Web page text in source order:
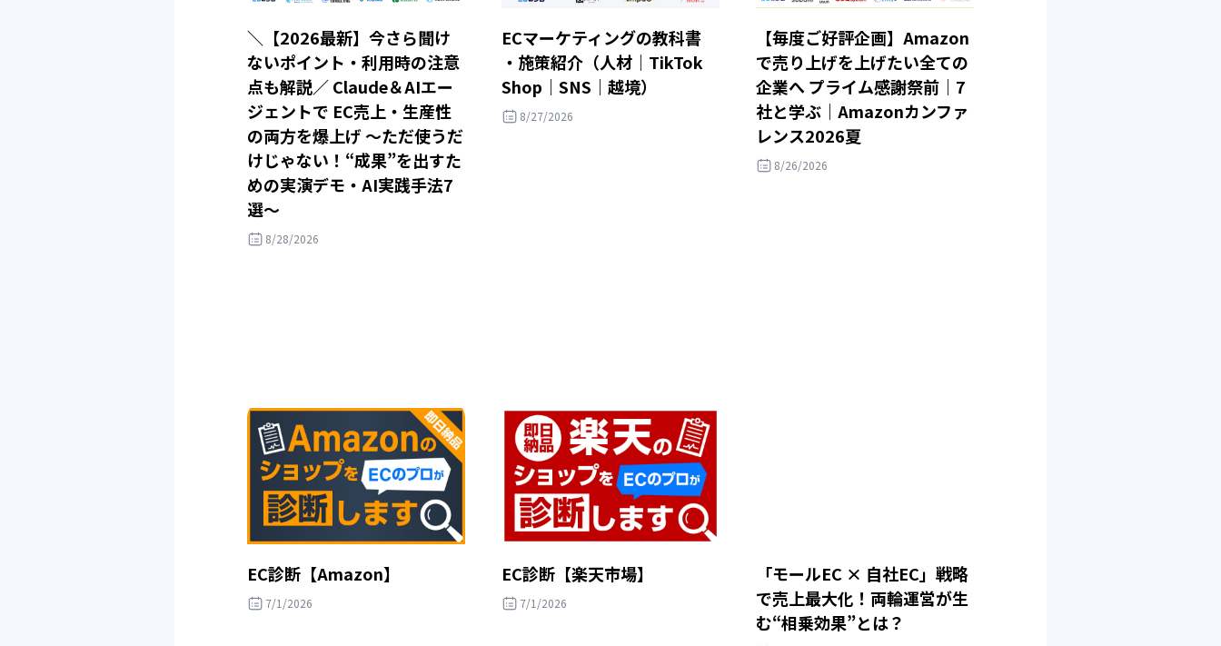
＼【2026最新】今さら聞け
ないポイント・利用時の注意
点も解説／ Claude＆AIエー
ジェントで EC売上・生産性
の両方を爆上げ ～ただ使うだ
けじゃない！“成果”を出すた
めの実演デモ・AI実践手法7
選～
8/28/2026
ECマーケティングの教科書
・施策紹介（人材｜TikTok
Shop｜SNS｜越境）
8/27/2026
【毎度ご好評企画】Amazon
で売り上げを上げたい全ての
企業へ プライム感謝祭前｜7
社と学ぶ｜Amazonカンファ
レンス2026夏
8/26/2026
EC診断【Amazon】
7/1/2026
EC診断【楽天市場】
7/1/2026
「モールEC × 自社EC」戦略
で売上最大化！両輪運営が生
む“相乗効果”とは？